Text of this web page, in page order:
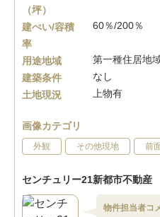
（坪）
建ぺい/容積
率
60％/200％
用途地域
第一種住居地
建築条件
なし
土地現況
上物有
画像カテゴリ
外観 その他現地 前
センチュリー21新都市不動産
物件担当者コ